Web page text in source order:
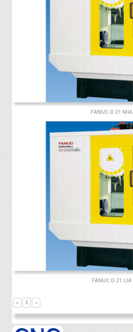
FANUC D 21 MIA
FANUC D 21 LIA
« 1 »